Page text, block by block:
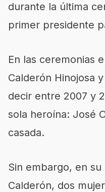
durante la última
primer presidente
En las ceremonias
Calderón Hinojosa
decir entre 2007 y
sola heroína: José
casada.
Sin embargo, en
Calderón, dos